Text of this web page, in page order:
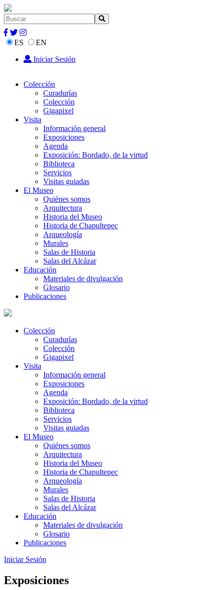
ES
EN
Iniciar Sesión
Colección
Curadurías
Colección
Gigapixel
Visita
Información general
Exposiciones
Agenda
Exposición: Bordado, de la virtud
Biblioteca
Servicios
Visitas guiadas
El Museo
Quiénes somos
Arquitectura
Historia del Museo
Historia de Chapultepec
Arqueología
Murales
Salas de Historia
Salas del Alcázar
Educación
Materiales de divulgación
Glosario
Publicaciones
Colección
Curadurías
Colección
Gigapixel
Visita
Información general
Exposiciones
Agenda
Exposición: Bordado, de la virtud
Biblioteca
Servicios
Visitas guiadas
El Museo
Quiénes somos
Arquitectura
Historia del Museo
Historia de Chapultepec
Arqueología
Murales
Salas de Historia
Salas del Alcázar
Educación
Materiales de divulgación
Glosario
Publicaciones
Iniciar Sesión
Exposiciones